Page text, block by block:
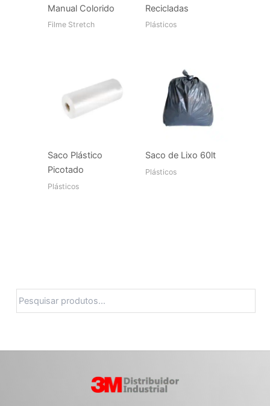
Manual Colorido
Filme Stretch
Recicladas
Plásticos
Saco Plástico
Picotado
Plásticos
Saco de Lixo 60lt
Plásticos